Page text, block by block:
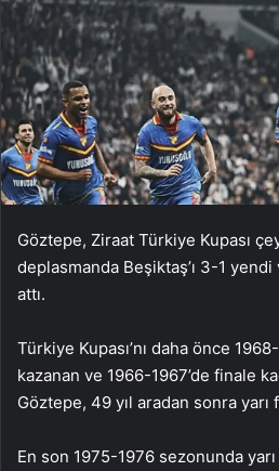
Göztepe, Ziraat Türkiye Kupası
deplasmanda Beşiktaş’ı 3-1
attı.
Türkiye Kupası’nı daha önce
kazanan ve 1966-1967’de finale
Göztepe, 49 yıl aradan sonra yarı
En son 1975-1976 sezonunda